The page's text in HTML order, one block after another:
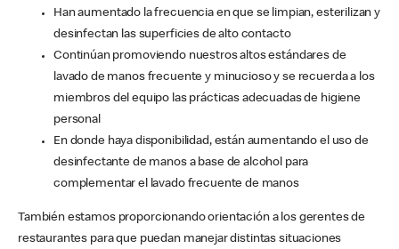
Han aumentado la frecuencia en que se limpian, esterilizan y
desinfectan las superficies de alto contacto
Continúan promoviendo nuestros altos estándares de
lavado de manos frecuente y minucioso y se recuerda a los
miembros del equipo las prácticas adecuadas de higiene
personal
En donde haya disponibilidad, están aumentando el uso de
desinfectante de manos a base de alcohol para
complementar el lavado frecuente de manos
También estamos proporcionando orientación a los gerentes de
restaurantes para que puedan manejar distintas situaciones